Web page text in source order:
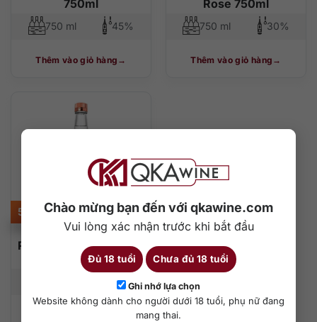
Chào mừng bạn đến với qkawine.com
Vui lòng xác nhận trước khi bắt đầu
Đủ 18 tuổi Chưa đủ 18 tuổi
Ghi nhớ lựa chọn
Website không dành cho người dưới 18 tuổi, phụ nữ đang
mang thai.
750ml
750 ml 45%
Thêm vào giỏ hàng
Rose 750ml
750 ml 30%
Thêm vào giỏ hàng
Rượu Tito’s Handmade
Vodka 700ml
500.000₫
40%